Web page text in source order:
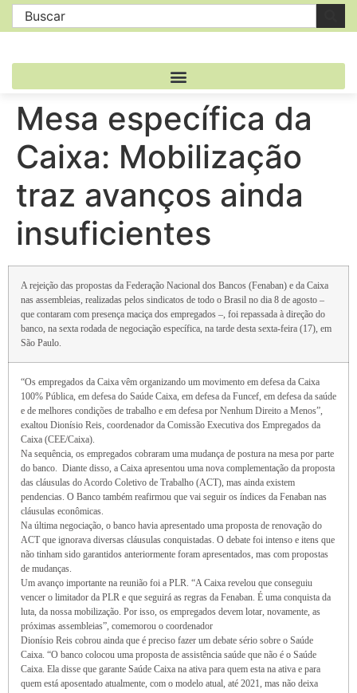
Mesa específica da
Caixa: Mobilização
traz avanços ainda
insuficientes
A rejeição das propostas da Federação Nacional dos Bancos (Fenaban) e da Caixa
nas assembleias, realizadas pelos sindicatos de todo o Brasil no dia 8 de agosto –
que contaram com presença maciça dos empregados –, foi repassada à direção do
banco, na sexta rodada de negociação específica, na tarde desta sexta-feira (17), em
São Paulo.
“Os empregados da Caixa vêm organizando um movimento em defesa da Caixa
100% Pública, em defesa do Saúde Caixa, em defesa da Funcef, em defesa da saúde
e de melhores condições de trabalho e em defesa por Nenhum Direito a Menos”,
exaltou Dionísio Reis, coordenador da Comissão Executiva dos Empregados da
Caixa (CEE/Caixa).
Na sequência, os empregados cobraram uma mudança de postura na mesa por parte
do banco. Diante disso, a Caixa apresentou uma nova complementação da proposta
das cláusulas do Acordo Coletivo de Trabalho (ACT), mas ainda existem
pendencias. O Banco também reafirmou que vai seguir os índices da Fenaban nas
cláusulas econômicas.
Na última negociação, o banco havia apresentado uma proposta de renovação do
ACT que ignorava diversas cláusulas conquistadas. O debate foi intenso e itens que
não tinham sido garantidos anteriormente foram apresentados, mas com propostas
de mudanças.
Um avanço importante na reunião foi a PLR. “A Caixa revelou que conseguiu
vencer o limitador da PLR e que seguirá as regras da Fenaban. É uma conquista da
luta, da nossa mobilização. Por isso, os empregados devem lotar, novamente, as
próximas assembleias”, comemorou o coordenador
Dionísio Reis cobrou ainda que é preciso fazer um debate sério sobre o Saúde
Caixa. “O banco colocou uma proposta de assistência saúde que não é o Saúde
Caixa. Ela disse que garante Saúde Caixa na ativa para quem esta na ativa e para
quem está aposentado atualmente, com o modelo atual, até 2021, mas não deixa